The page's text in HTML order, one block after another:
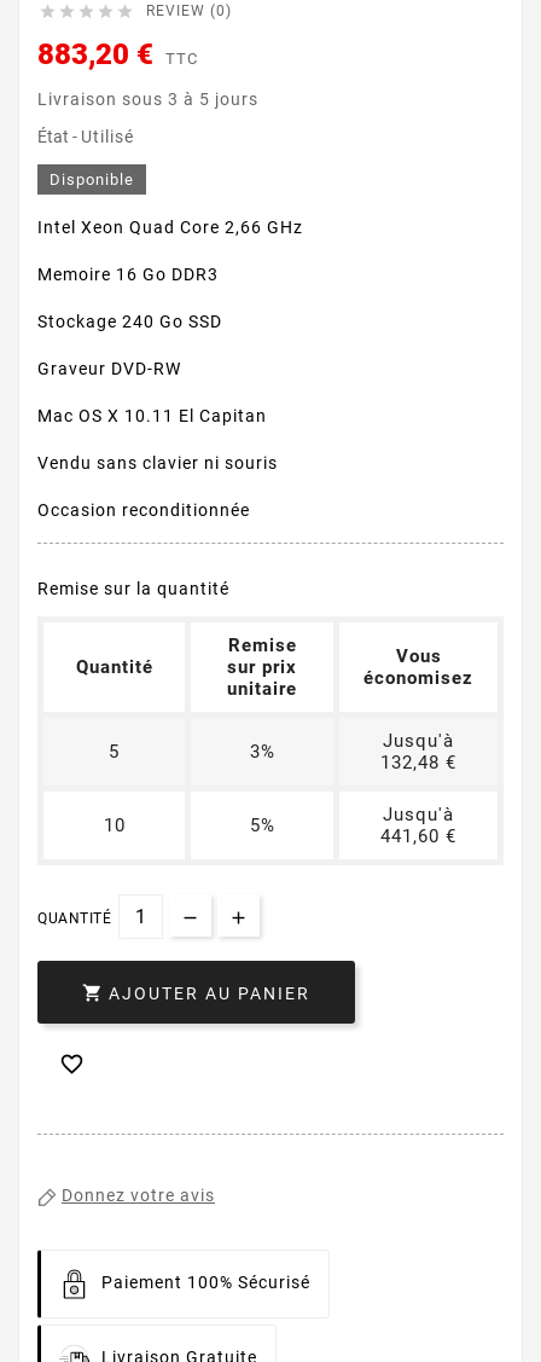
     REVIEW (0)
883,20 € TTC
Livraison sous 3 à 5 jours
État - Utilisé
Disponible
Intel Xeon Quad Core 2,66 GHz
Memoire 16 Go DDR3
Stockage 240 Go SSD
Graveur DVD-RW
Mac OS X 10.11 El Capitan
Vendu sans clavier ni souris
Occasion reconditionnée
Remise sur la quantité
Quantité
Remise
sur prix
unitaire
Vous
économisez
5 3%
Jusqu'à
132,48 €
10 5%
Jusqu'à
441,60 €
QUANTITÉ
 AJOUTER AU PANIER

Donnez votre avis
Paiement 100% Sécurisé
Livraison Gratuite